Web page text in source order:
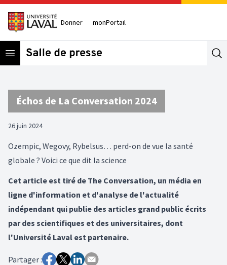
Donner monPortail
Open menu
Échos de La Conversation 2024
26 juin 2024
Ozempic, Wegovy, Rybelsus… perd-on de vue la santé
globale ? Voici ce que dit la science
Cet article est tiré de The Conversation, un média en
ligne d'information et d'analyse de l'actualité
indépendant qui publie des articles grand public écrits
par des scientifiques et des universitaires, dont
l'Université Laval est partenaire.
Partager :